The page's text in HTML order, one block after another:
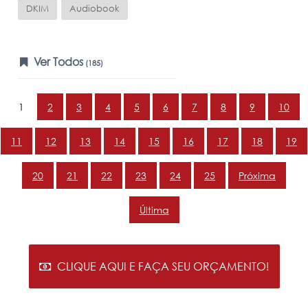
DKIM Audiobook
Ver Todos (185)
1 2 3 4 5 6 7 8 9 10
11 12 13 14 15 16 17 18 19
20 21 22 23 24 25 Próxima
Última
CLIQUE AQUI E FAÇA SEU ORÇAMENTO!